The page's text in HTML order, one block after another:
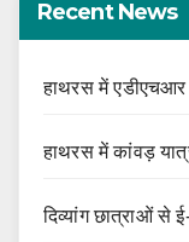
Recent News
हाथरस में एडीएचआर
हाथरस में कांवड़
दिव्यांग छात्राओं से